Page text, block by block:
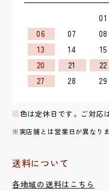
01
06
07 08
13
14 15
20
21 22
27
28 29
■色は定休日です。ご対応
※実店舗とは営業日が異なりま
送料について
各地域の送料はこちら